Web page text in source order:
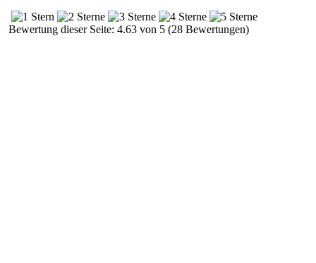
Bewertung dieser Seite: 4.63 von 5 (28 Bewertungen)